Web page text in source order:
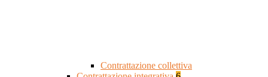
Contrattazione collettiva